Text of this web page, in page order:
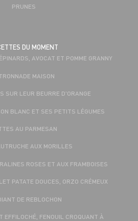
PRUNES
DU MOMENT
AVOCAT ET POMME GRANNY
MAISON
SUR LEUR BEURRE D'ORANGE
BLANC ET SES PETITS LÉGUMES
AU PARMESAN
AUX MORILLES
ROSES ET AUX FRAMBOISES
PATATE DOUCES, ORZO CRÉMEUX
DE REBLOCHON
EFFILOCHÉ, FENOUIL CROQUANT À